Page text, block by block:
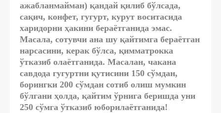
ажабланмайман) қандай қилиб бўлсада,
сақич, конфет, гугурт, курут воситасида
харидорни ҳакини бераётганида эмас.
Масала, сотувчи ана шу қайтимга бераётган
нарсасини, керак бўлса, қимматрокка
ўтказиб олаётганида. Масалан, чакана
савдода гугуртни қутисини 150 сўмдан,
борингки 200 сўмдан сотиб олиш мумкин
бўлгани ҳолда, қайтим ўрнига беришда уни
250 сўмга ўтказиб юборилаётганида!